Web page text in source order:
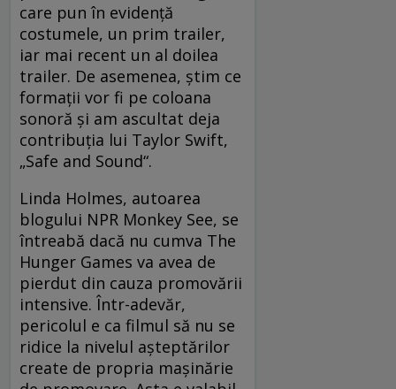
care pun în evidenţă
costumele, un prim trailer,
iar mai recent un al doilea
trailer. De asemenea, ştim ce
formaţii vor fi pe coloana
sonoră şi am ascultat deja
contribuţia lui Taylor Swift,
„Safe and Sound“.
Linda Holmes, autoarea
blogului NPR Monkey See, se
întreabă dacă nu cumva The
Hunger Games va avea de
pierdut din cauza promovării
intensive. Într-adevăr,
pericolul e ca filmul să nu se
ridice la nivelul aşteptărilor
create de propria maşinărie